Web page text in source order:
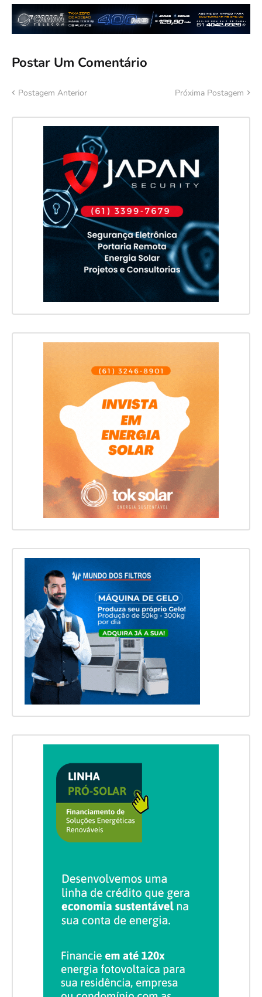
Postar Um Comentário
Postagem Anterior Próxima Postagem